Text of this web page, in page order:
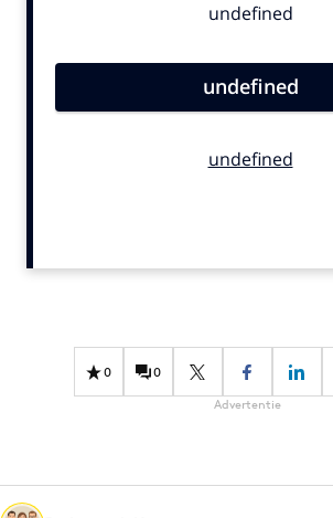
Carriere
Design
Diversiteit
Effectiviteit
Martech
0 0
Advertentie